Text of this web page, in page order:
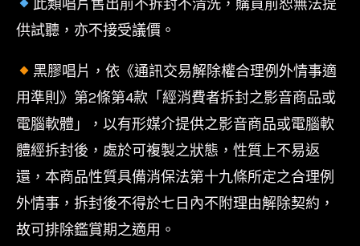
此類唱片售出前不拆封不清洗，購買前恕無法提
供試聽，亦不接受議價。
黑膠唱片，依《通訊交易解除權合理例外情事適
用準則》第2條第4款「經消費者拆封之影音商品或
電腦軟體」，以有形媒介提供之影音商品或電腦軟
體經拆封後，處於可複製之狀態，性質上不易返
還，本商品性質具備消保法第十九條所定之合理例
外情事，拆封後不得於七日內不附理由解除契約，
故可排除鑑賞期之適用。